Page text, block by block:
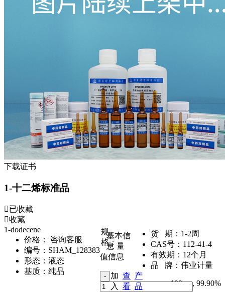
下载证书
1-十二烯标准品
已收藏
收藏
1-dodecene
价格：
咨询客服
编号： SHAM_128383
形态： 液态
基质： 纯品
货 期： 1-2周
CAS号： 112-41-4
有效期： 12个月
品 牌： 伟业计量
规
格：
100mg, 99.90%
加
入
查
看
产
品
基本信
息 量
值信息